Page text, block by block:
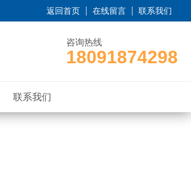
返回首页 在线留言 联系我们
咨询热线
18091874298
联系我们